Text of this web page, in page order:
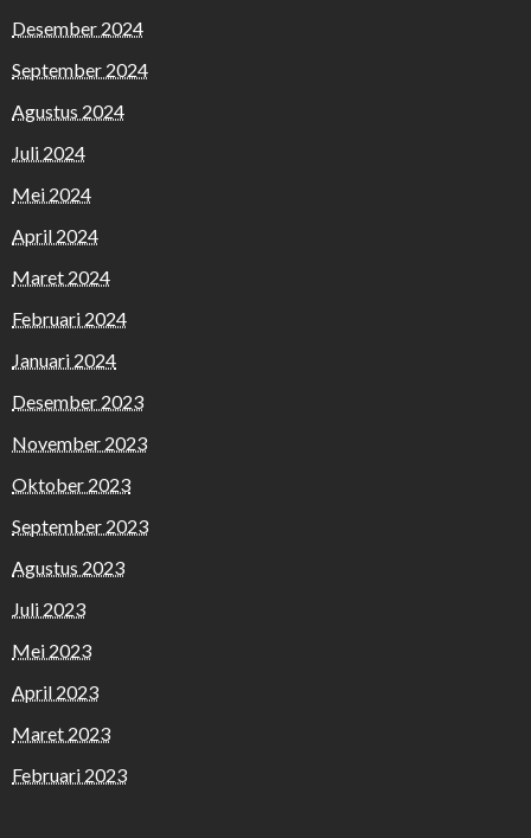
Desember 2024
September 2024
Agustus 2024
Juli 2024
Mei 2024
April 2024
Maret 2024
Februari 2024
Januari 2024
Desember 2023
November 2023
Oktober 2023
September 2023
Agustus 2023
Juli 2023
Mei 2023
April 2023
Maret 2023
Februari 2023